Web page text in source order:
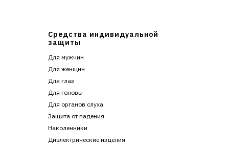
Средства индивидуальной
защиты
Для мужчин
Для женщин
Для глаз
Для головы
Для органов слуха
Защита от падения
Наколенники
Диэлектрические изделия